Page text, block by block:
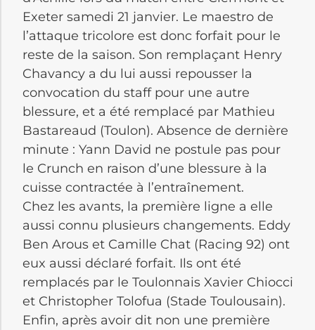
Exeter samedi 21 janvier. Le maestro de
l’attaque tricolore est donc forfait pour le
reste de la saison. Son remplaçant Henry
Chavancy a du lui aussi repousser la
convocation du staff pour une autre
blessure, et a été remplacé par Mathieu
Bastareaud (Toulon). Absence de dernière
minute : Yann David ne postule pas pour
le Crunch en raison d’une blessure à la
cuisse contractée à l’entraînement.
Chez les avants, la première ligne a elle
aussi connu plusieurs changements. Eddy
Ben Arous et Camille Chat (Racing 92) ont
eux aussi déclaré forfait. Ils ont été
remplacés par le Toulonnais Xavier Chiocci
et Christopher Tolofua (Stade Toulousain).
Enfin, après avoir dit non une première